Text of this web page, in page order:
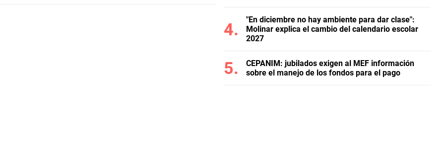
"En diciembre no hay ambiente para dar clase":
Molinar explica el cambio del calendario escolar
2027
CEPANIM: jubilados exigen al MEF información
sobre el manejo de los fondos para el pago